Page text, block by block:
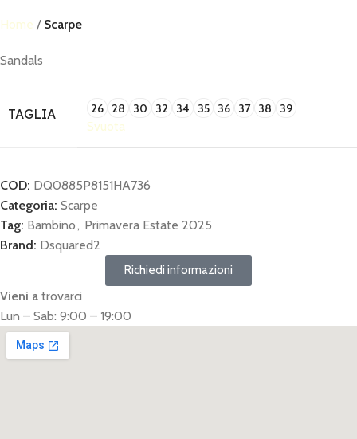
Home Scarpe
Sandals
TAGLIA 26 28 30 32 34 35 36 37 38 39
Svuota
COD: DQ0885P8151HA736
Categoria: Scarpe
Tag: Bambino, Primavera Estate 2025
Brand: Dsquared2
Richiedi informazioni
Vieni a trovarci
Lun – Sab: 9:00 – 19:00